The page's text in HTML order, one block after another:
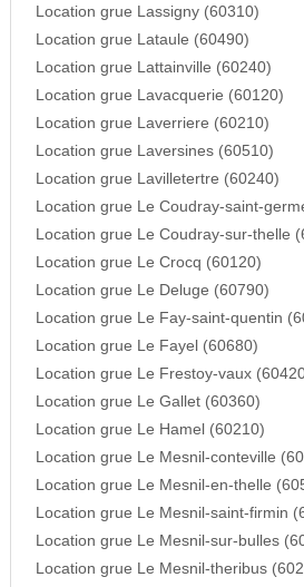
Location grue Lassigny (60310)
Location grue Lataule (60490)
Location grue Lattainville (60240)
Location grue Lavacquerie (60120)
Location grue Laverriere (60210)
Location grue Laversines (60510)
Location grue Lavilletertre (60240)
Location grue Le Coudray-saint-
Location grue Le Coudray-sur-thelle
Location grue Le Crocq (60120)
Location grue Le Deluge (60790)
Location grue Le Fay-saint-quentin
Location grue Le Fayel (60680)
Location grue Le Frestoy-vaux
Location grue Le Gallet (60360)
Location grue Le Hamel (60210)
Location grue Le Mesnil-conteville
Location grue Le Mesnil-en-thelle
Location grue Le Mesnil-saint-firmin
Location grue Le Mesnil-sur-bulles
Location grue Le Mesnil-theribus